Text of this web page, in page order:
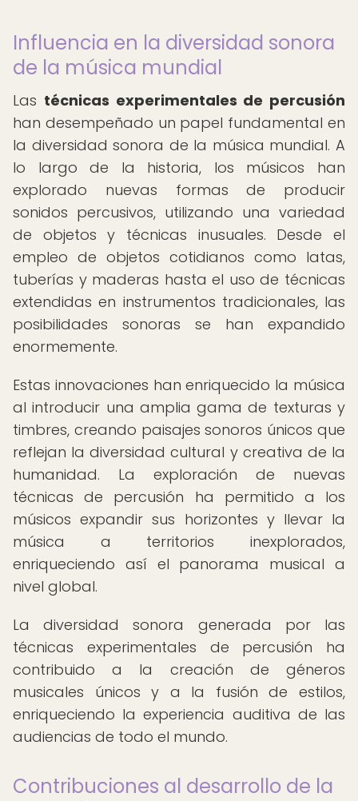
Influencia en la diversidad sonora
de la música mundial
Las técnicas experimentales de percusión
han desempeñado un papel fundamental en
la diversidad sonora de la música mundial. A
lo largo de la historia, los músicos han
explorado nuevas formas de producir
sonidos percusivos, utilizando una variedad
de objetos y técnicas inusuales. Desde el
empleo de objetos cotidianos como latas,
tuberías y maderas hasta el uso de técnicas
extendidas en instrumentos tradicionales, las
posibilidades sonoras se han expandido
enormemente.
Estas innovaciones han enriquecido la música
al introducir una amplia gama de texturas y
timbres, creando paisajes sonoros únicos que
reflejan la diversidad cultural y creativa de la
humanidad. La exploración de nuevas
técnicas de percusión ha permitido a los
músicos expandir sus horizontes y llevar la
música a territorios inexplorados,
enriqueciendo así el panorama musical a
nivel global.
La diversidad sonora generada por las
técnicas experimentales de percusión ha
contribuido a la creación de géneros
musicales únicos y a la fusión de estilos,
enriqueciendo la experiencia auditiva de las
audiencias de todo el mundo.
Contribuciones al desarrollo de la